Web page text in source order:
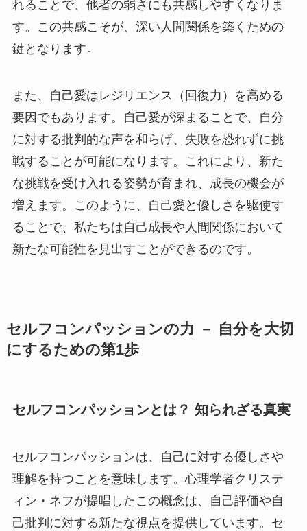
れることで、他者の弱さにも共感しやすくなりま
す。この共感こそが、深い人間関係を築くための
鍵となります。
また、自己愛はレジリエンス（回復力）を高める
要因でもあります。自己愛が深まることで、自分
に対する批判的な声を和らげ、失敗を恐れずに挑
戦することが可能になります。これにより、新た
な挑戦を受け入れる姿勢が育まれ、成長の機会が
増えます。このように、自己愛と優しさを駆使す
ることで、私たちは自己成長や人間関係において
新たな可能性を見出すことができるのです。
セルフコンパッションの力 － 自分を大切
にするための第1歩
セルフコンパッションとは？ 知られざる真実
セルフコンパッションは、自己に対する優しさや
理解を持つことを意味します。心理学者クリステ
ィン・ネフが提唱したこの概念は、自己評価や自
己批判に対する新たな視点を提供しています。セ